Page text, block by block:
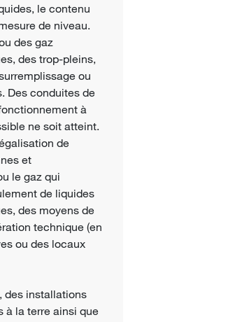
le contenu
de niveau.
des gaz
des trop-pleins,
ou
Des conduites de
à
ne soit atteint.
de
et
le gaz qui
de liquides
des moyens de
technique (en
ou des locaux
des installations
à la terre ainsi que